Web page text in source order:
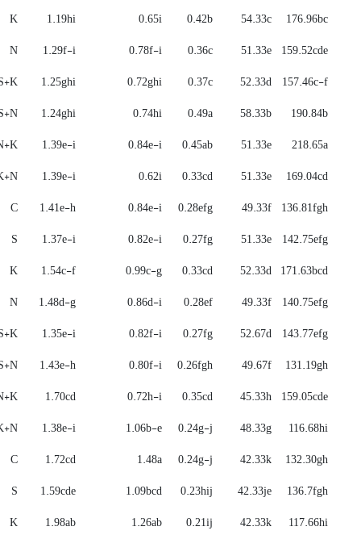
176.96bc
54.33c
0.42b
0.65i
1.19hi
K
159.52cde
51.33e
0.36c
0.78f-i
1.29f-i
N
157.46c-f
52.33d
0.37c
0.72ghi
1.25ghi
190.84b
58.33b
0.49a
0.74hi
1.24ghi
218.65a
51.33e
0.45ab
0.84e-i
1.39e-i
169.04cd
51.33e
0.33cd
0.62i
1.39e-i
136.81fgh
49.33f
0.28efg
0.84e-i
1.41e-h
C
142.75efg
51.33e
0.27fg
0.82e-i
1.37e-i
S
171.63bcd
52.33d
0.33cd
0.99c-g
1.54c-f
K
140.75efg
49.33f
0.28ef
0.86d-i
1.48d-g
N
143.77efg
52.67d
0.27fg
0.82f-i
1.35e-i
131.19gh
49.67f
0.26fgh
0.80f-i
1.43e-h
159.05cde
45.33h
0.35cd
0.72h-i
1.70cd
116.68hi
48.33g
0.24g-j
1.06b-e
1.38e-i
132.30gh
42.33k
0.24g-j
1.48a
1.72cd
C
136.7fgh
42.33je
0.23hij
1.09bcd
1.59cde
S
117.66hi
42.33k
0.21ij
1.26ab
1.98ab
K